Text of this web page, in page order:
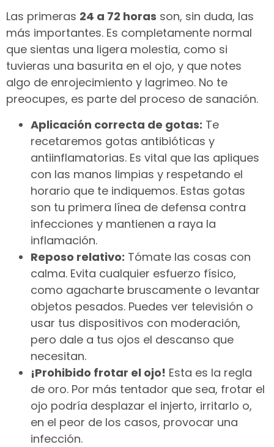
Las primeras 24 a 72 horas son, sin duda, las
más importantes. Es completamente normal
que sientas una ligera molestia, como si
tuvieras una basurita en el ojo, y que notes
algo de enrojecimiento y lagrimeo. No te
preocupes, es parte del proceso de sanación.
Aplicación correcta de gotas: Te
recetaremos gotas antibióticas y
antiinflamatorias. Es vital que las apliques
con las manos limpias y respetando el
horario que te indiquemos. Estas gotas
son tu primera línea de defensa contra
infecciones y mantienen a raya la
inflamación.
Reposo relativo: Tómate las cosas con
calma. Evita cualquier esfuerzo físico,
como agacharte bruscamente o levantar
objetos pesados. Puedes ver televisión o
usar tus dispositivos con moderación,
pero dale a tus ojos el descanso que
necesitan.
¡Prohibido frotar el ojo! Esta es la regla
de oro. Por más tentador que sea, frotar el
ojo podría desplazar el injerto, irritarlo o,
en el peor de los casos, provocar una
infección.